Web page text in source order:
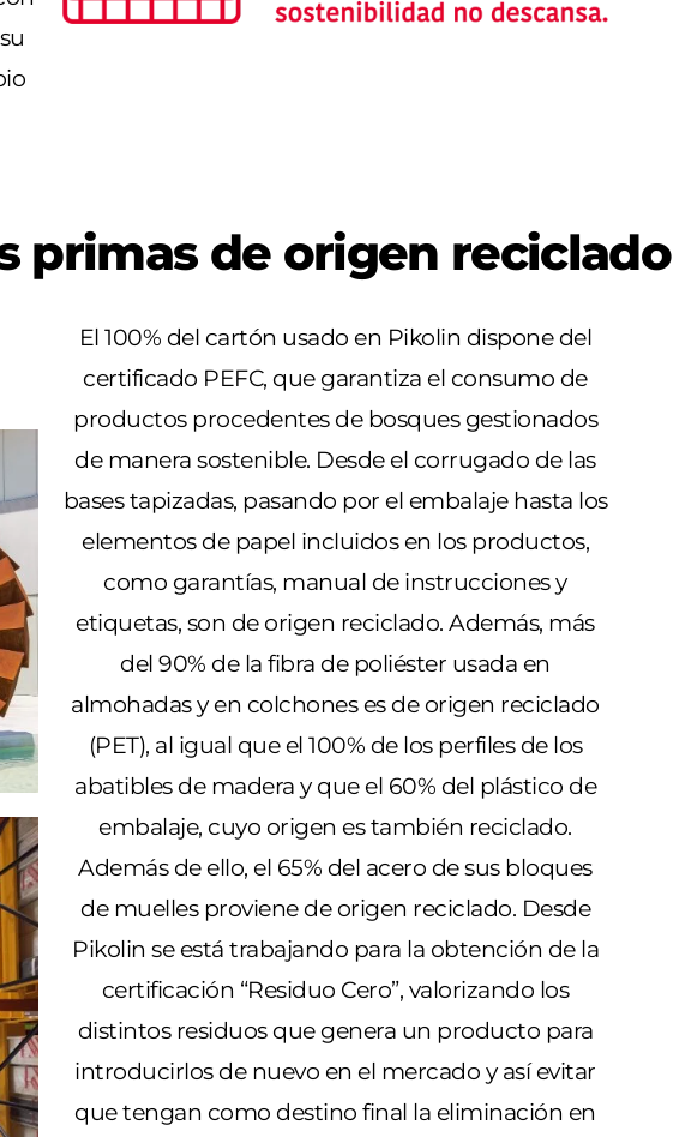
primas de origen reciclado
El 100% del cartón usado en Pikolin dispone del
certificado PEFC, que garantiza el consumo de
productos procedentes de bosques gestionados
de manera sostenible. Desde el corrugado de las
bases tapizadas, pasando por el embalaje hasta los
elementos de papel incluidos en los productos,
como garantías, manual de instrucciones y
etiquetas, son de origen reciclado. Además, más
del 90% de la fibra de poliéster usada en
almohadas y en colchones es de origen reciclado
(PET), al igual que el 100% de los perfiles de los
abatibles de madera y que el 60% del plástico de
embalaje, cuyo origen es también reciclado.
Además de ello, el 65% del acero de sus bloques
de muelles proviene de origen reciclado. Desde
Pikolin se está trabajando para la obtención de la
certificación “Residuo Cero”, valorizando los
distintos residuos que genera un producto para
introducirlos de nuevo en el mercado y así evitar
que tengan como destino final la eliminación en